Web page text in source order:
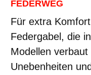
FEDERWEG
Für extra
Federgabel, die
Modellen
Unebenheiten